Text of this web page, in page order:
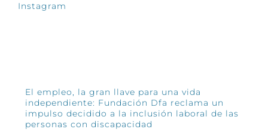
Instagram
El empleo, la gran llave para una vida
independiente: Fundación Dfa reclama un
impulso decidido a la inclusión laboral de las
personas con discapacidad